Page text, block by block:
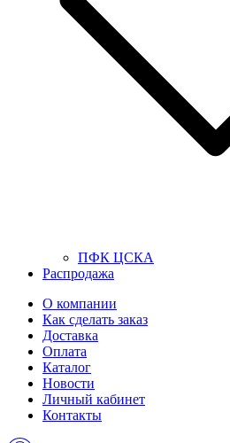
ПФК ЦСКА
Распродажа
О компании
Как сделать заказ
Доставка
Оплата
Каталог
Новости
Личный кабинет
Контакты